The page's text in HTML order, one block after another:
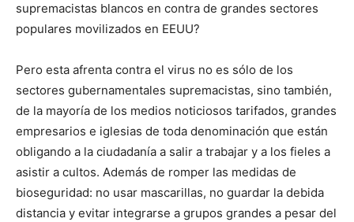
supremacistas blancos en contra de grandes sectores
populares movilizados en EEUU?
Pero esta afrenta contra el virus no es sólo de los
sectores gubernamentales supremacistas, sino también,
de la mayoría de los medios noticiosos tarifados, grandes
empresarios e iglesias de toda denominación que están
obligando a la ciudadanía a salir a trabajar y a los fieles a
asistir a cultos. Además de romper las medidas de
bioseguridad: no usar mascarillas, no guardar la debida
distancia y evitar integrarse a grupos grandes a pesar del